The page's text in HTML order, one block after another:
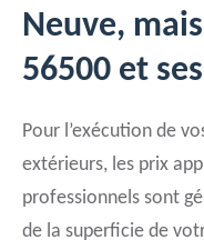
Neuve,
56500 et
Pour l’exécution de
extérieurs, les prix
professionnels sont
de la superficie de